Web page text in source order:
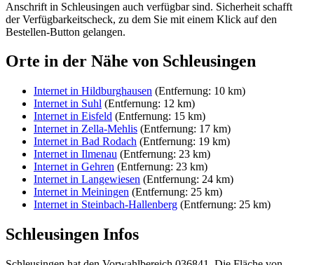
Anschrift in Schleusingen auch verfügbar sind. Sicherheit schafft
der Verfügbarkeitscheck, zu dem Sie mit einem Klick auf den
Bestellen-Button gelangen.
Orte in der Nähe von Schleusingen
Internet in Hildburghausen (Entfernung: 10 km)
Internet in Suhl (Entfernung: 12 km)
Internet in Eisfeld (Entfernung: 15 km)
Internet in Zella-Mehlis (Entfernung: 17 km)
Internet in Bad Rodach (Entfernung: 19 km)
Internet in Ilmenau (Entfernung: 23 km)
Internet in Gehren (Entfernung: 23 km)
Internet in Langewiesen (Entfernung: 24 km)
Internet in Meiningen (Entfernung: 25 km)
Internet in Steinbach-Hallenberg (Entfernung: 25 km)
Schleusingen Infos